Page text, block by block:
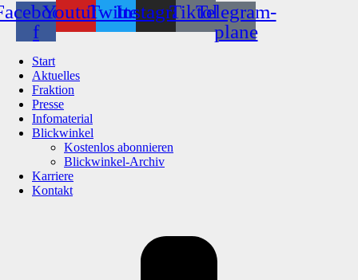
f
YoutubeTwitterInstagramTiktokTelegram-
plane
Start
Aktuelles
Fraktion
Presse
Infomaterial
Blickwinkel
Kostenlos abonnieren
Blickwinkel-Archiv
Karriere
Kontakt